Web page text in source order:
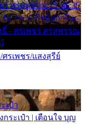
ร ศรสุพรรณ 15. 46:35
49:57 กำนันกำใน -
ธิ์ - ศรเพชร ศรสุพรรณ
รเพชร/แสงสุรีย์
เป๋า
กระเป๋า | เตือนใจ บุญ